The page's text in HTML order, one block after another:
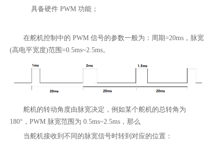
具备硬件 PWM 功能；
在舵机控制中的 PWM 信号的参数一般为：周期=20ms，脉宽
(高电平宽度)范围=0.5ms~2.5ms。
舵机的转动角度由脉宽决定，例如某个舵机的总转角为
180°，PWM 脉宽范围为 0.5ms~2.5ms，那么
当舵机接收到不同的脉宽信号时转到对应的位置：